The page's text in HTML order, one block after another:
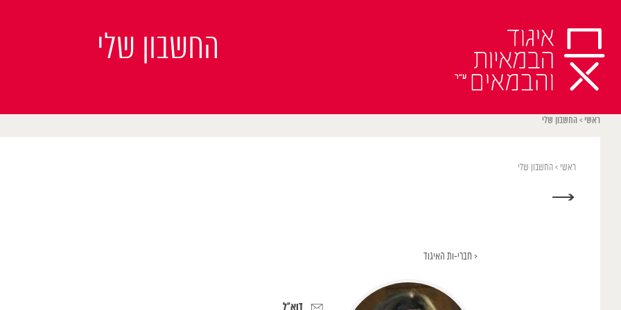
החשבון שלי
ראשי > החשבון שלי
ראשי > החשבון שלי
→
< חברי-ות האיגוד
דוא"ל